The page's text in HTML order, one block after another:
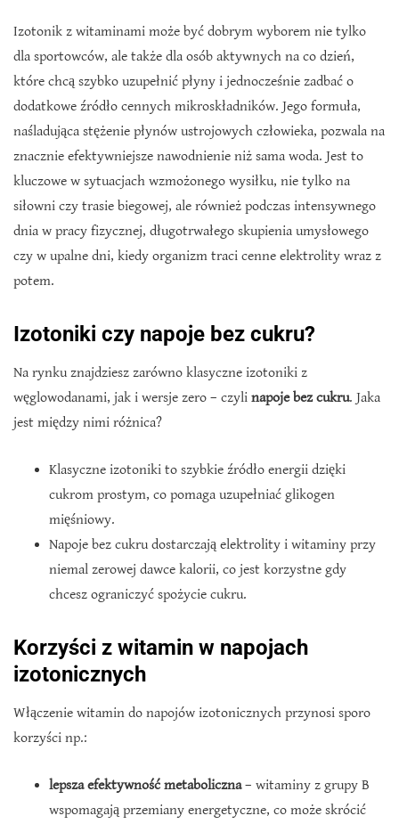
Izotonik z witaminami może być dobrym wyborem nie tylko
dla sportowców, ale także dla osób aktywnych na co dzień,
które chcą szybko uzupełnić płyny i jednocześnie zadbać o
dodatkowe źródło cennych mikroskładników. Jego formuła,
naśladująca stężenie płynów ustrojowych człowieka, pozwala na
znacznie efektywniejsze nawodnienie niż sama woda. Jest to
kluczowe w sytuacjach wzmożonego wysiłku, nie tylko na
siłowni czy trasie biegowej, ale również podczas intensywnego
dnia w pracy fizycznej, długotrwałego skupienia umysłowego
czy w upalne dni, kiedy organizm traci cenne elektrolity wraz z
potem.
Izotoniki czy napoje bez cukru?
Na rynku znajdziesz zarówno klasyczne izotoniki z
węglowodanami, jak i wersje zero – czyli napoje bez cukru. Jaka
jest między nimi różnica?
Klasyczne izotoniki to szybkie źródło energii dzięki
cukrom prostym, co pomaga uzupełniać glikogen
mięśniowy.
Napoje bez cukru dostarczają elektrolity i witaminy przy
niemal zerowej dawce kalorii, co jest korzystne gdy
chcesz ograniczyć spożycie cukru.
Korzyści z witamin w napojach
izotonicznych
Włączenie witamin do napojów izotonicznych przynosi sporo
korzyści np.:
lepsza efektywność metaboliczna– witaminy z grupy B
wspomagają przemiany energetyczne, co może skrócić